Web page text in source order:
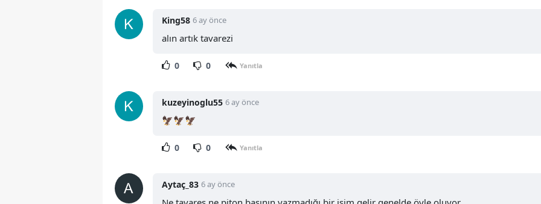
King58 6 ay önce
alın artık tavarezi
0 0 Yanıtla
kuzeyinoglu55 6 ay önce
🦅🦅🦅
0 0 Yanıtla
Aytaç_83 6 ay önce